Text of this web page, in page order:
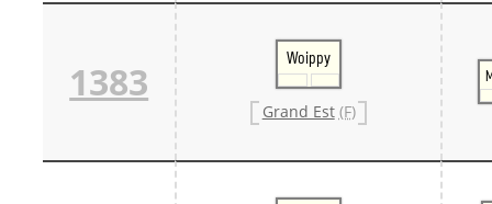
1383
Woippy
Grand Est (F)